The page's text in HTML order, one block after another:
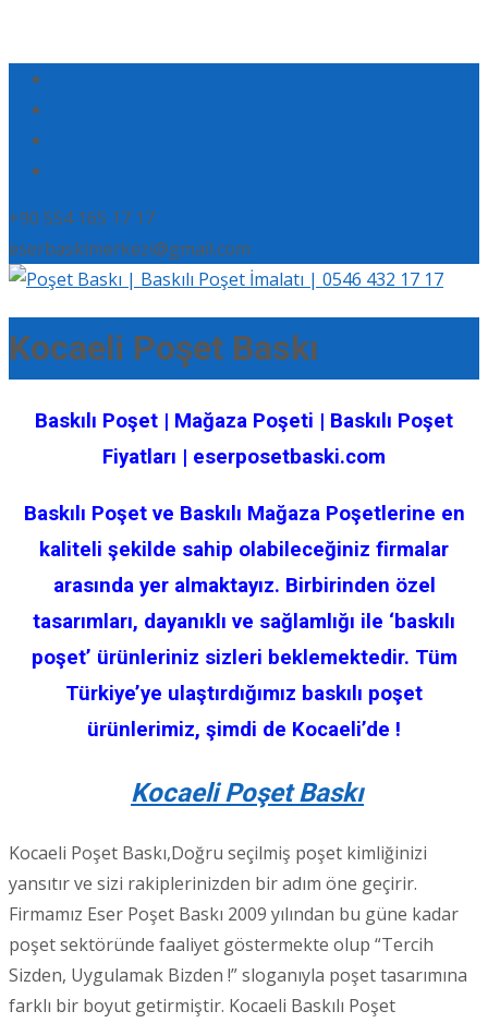
+90 554 165 17 17
eserbaskimerkezi@gmail.com
Kocaeli Poşet Baskı
Baskılı Poşet | Mağaza Poşeti | Baskılı Poşet
Fiyatları | eserposetbaski.com
Baskılı Poşet ve Baskılı Mağaza Poşetlerine en
kaliteli şekilde sahip olabileceğiniz firmalar
arasında yer almaktayız. Birbirinden özel
tasarımları, dayanıklı ve sağlamlığı ile ‘baskılı
poşet’ ürünleriniz sizleri beklemektedir. Tüm
Türkiye’ye ulaştırdığımız baskılı poşet
ürünlerimiz, şimdi de Kocaeli’de !
Kocaeli Poşet Baskı
Kocaeli Poşet Baskı,Doğru seçilmiş poşet kimliğinizi
yansıtır ve sizi rakiplerinizden bir adım öne geçirir.
Firmamız Eser Poşet Baskı 2009 yılından bu güne kadar
poşet sektöründe faaliyet göstermekte olup “Tercih
Sizden, Uygulamak Bizden !” sloganıyla poşet tasarımına
farklı bir boyut getirmiştir. Kocaeli Baskılı Poşet